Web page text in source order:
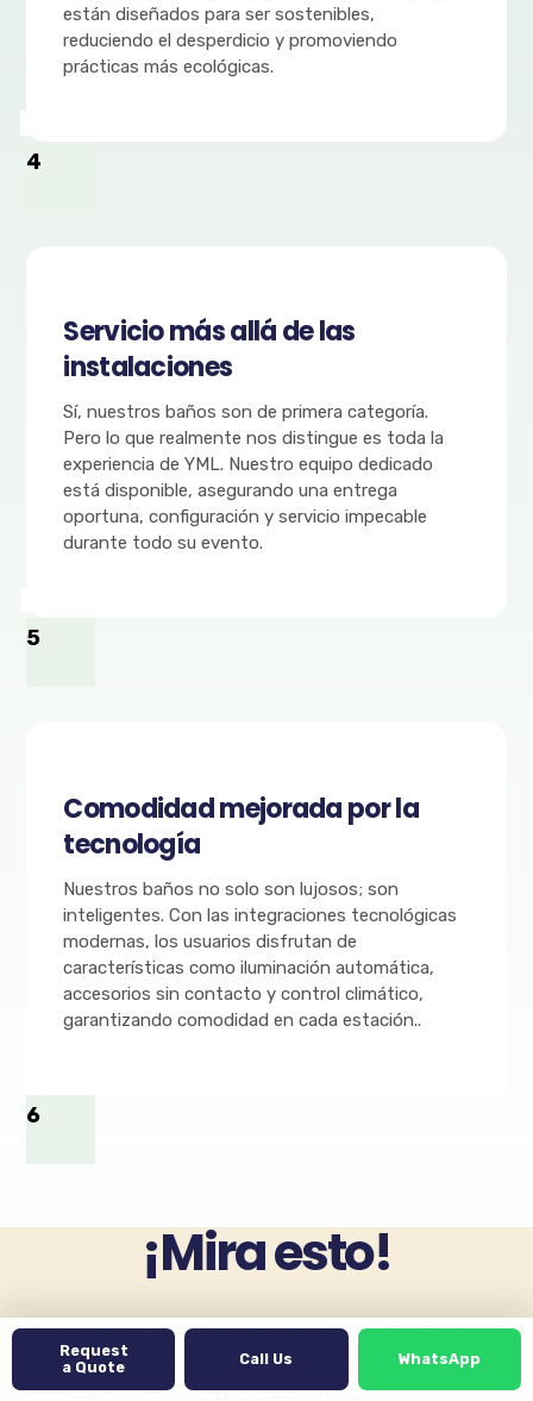
están diseñados para ser sostenibles,
reduciendo el desperdicio y promoviendo
prácticas más ecológicas.
4
Servicio más allá de las
instalaciones
Sí, nuestros baños son de primera categoría.
Pero lo que realmente nos distingue es toda la
experiencia de YML. Nuestro equipo dedicado
está disponible, asegurando una entrega
oportuna, configuración y servicio impecable
durante todo su evento.
5
Comodidad mejorada por la
tecnología
Nuestros baños no solo son lujosos; son
inteligentes. Con las integraciones tecnológicas
modernas, los usuarios disfrutan de
características como iluminación automática,
accesorios sin contacto y control climático,
garantizando comodidad en cada estación..
6
¡Mira esto!
Florida, Georgia, North Carolina, South Carolina, Maryland,
Delaware, Virginia, Washington D.C., Pennsylvania, New
Request
a Quote
Call Us WhatsApp